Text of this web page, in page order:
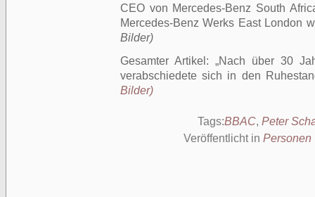
CEO von Mercedes-Benz South
Mercedes-Benz Werks East London
Bilder)
Gesamter Artikel:
Nach über 30
verabschiedete sich in den
Bilder)
Tags:BBAC, Peter
Veröffentlicht in Personen